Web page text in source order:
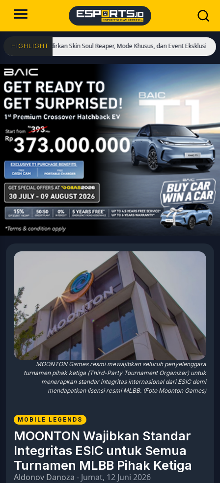
HIGHLIGHT
Hadirkan Skin Soul Reaper, Mode Khusus, dan Event Eksklusif! Cristiano
MOONTON Games resmi mewajibkan seluruh penyelenggara
turnamen pihak ketiga (Third-Party Tournament Organizer) untuk
menerapkan standar integritas internasional dari ESIC demi
mendapatkan lisensi resmi MLBB. (Foto Moonton Games)
MOBILE LEGENDS
MOONTON Wajibkan Standar
Integritas ESIC untuk Semua
Turnamen MLBB Pihak Ketiga
Aldonov Danoza - Jumat, 12 Juni 2026